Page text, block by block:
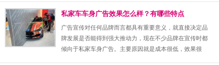
喷绘，目的就是为了提高传播效果。
私家车车身广告效果怎么样？有哪些特点
广告宣传对任何品牌而言都具有重要意义，就直接决定品
牌发展是否能得到强大推动力，现在不少品牌在宣传时都
倾向于私家车身广告。主要原因就是成本很低，效果很